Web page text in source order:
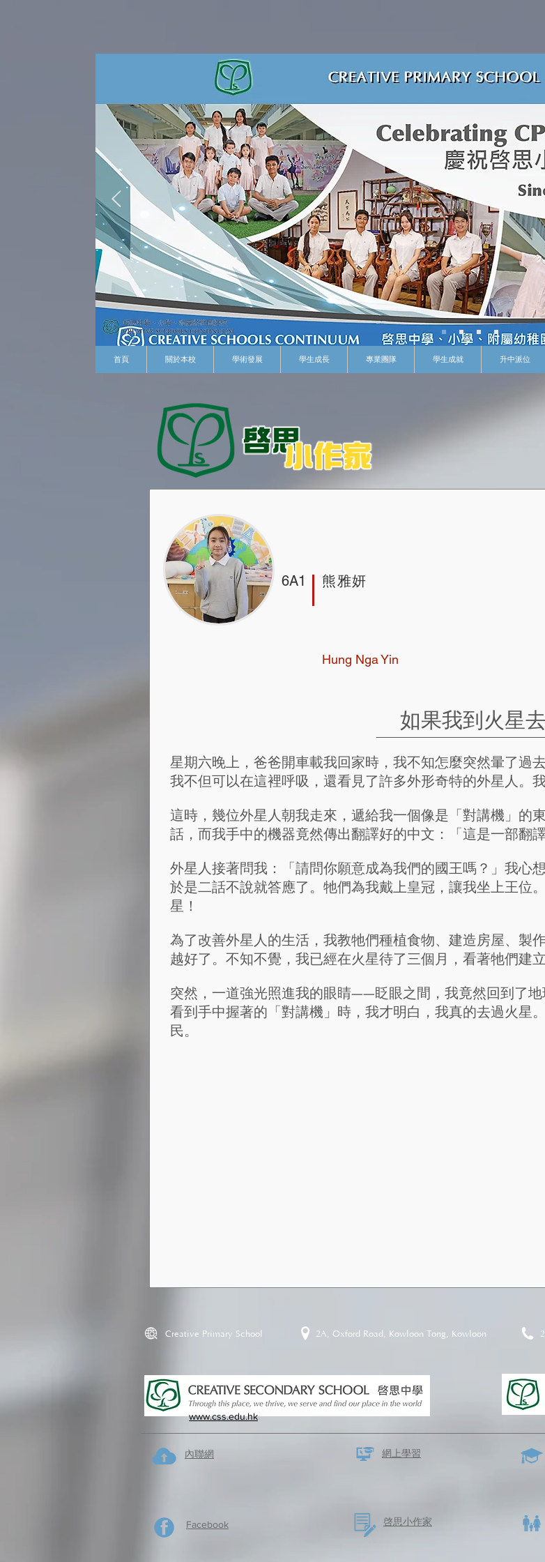
首頁 關於本校 學術發展 學生成長 專業團隊 學生成就 升中派位
6A1 熊雅妍
Hung Nga Yin
如果我到火星去
星期六晚上，爸爸開車載我回家時，我不知怎麼突然暈了過
我不但可以在這裡呼吸，還看見了許多外形奇特的外星人。
這時，幾位外星人朝我走來，遞給我一個像是「對講機」的
話，而我手中的機器竟然傳出翻譯好的中文：「這是一部翻譯
外星人接著問我：「請問你願意成為我們的國王嗎？」我心
於是二話不說就答應了。牠們為我戴上皇冠，讓我坐上王位
星！
為了改善外星人的生活，我教牠們種植食物、建造房屋、製
越好了。不知不覺，我已經在火星待了三個月，看著牠們建
突然，一道強光照進我的眼睛——眨眼之間，我竟然回到了
看到手中握著的「對講機」時，我才明白，我真的去過火星
民。
Creative Primary School 2A, Oxford Road, Kowloon Tong, Kowloon
www.css.edu.hk
內聯網
Facebook
網上學習
啓思​小作家